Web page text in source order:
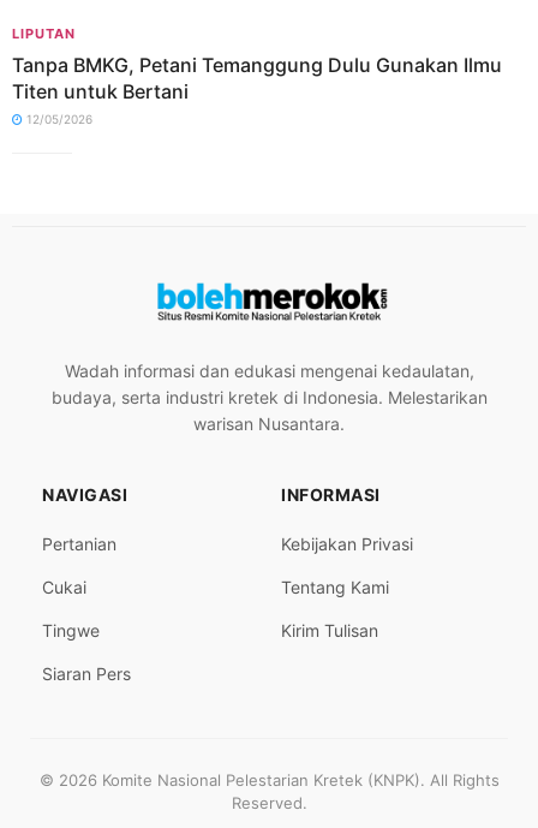
LIPUTAN
Tanpa BMKG, Petani Temanggung Dulu Gunakan Ilmu
Titen untuk Bertani
12/05/2026
Wadah informasi dan edukasi mengenai kedaulatan,
budaya, serta industri kretek di Indonesia. Melestarikan
warisan Nusantara.
NAVIGASI
Pertanian
Cukai
Tingwe
Siaran Pers
INFORMASI
Kebijakan Privasi
Tentang Kami
Kirim Tulisan
© 2026 Komite Nasional Pelestarian Kretek (KNPK). All Rights
Reserved.